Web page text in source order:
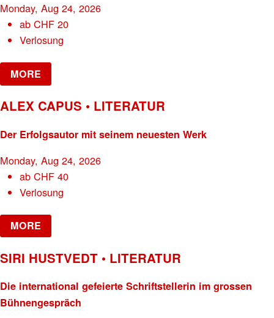
Monday, Aug 24, 2026
abCHF 20
Verlosung
MORE
ALEX CAPUS • LITERATUR
Der Erfolgsautor mit seinem neuesten Werk
Monday, Aug 24, 2026
abCHF 40
Verlosung
MORE
SIRI HUSTVEDT • LITERATUR
Die international gefeierte Schriftstellerin im grossen
Bühnengespräch